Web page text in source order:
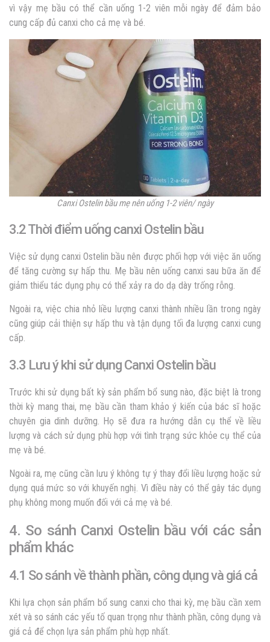
vì vậy mẹ bầu có thể cần uống 1-2 viên mỗi ngày để đảm bảo
cung cấp đủ canxi cho cả mẹ và bé.
Canxi Ostelin bầu mẹ nên uống 1-2 viên/ ngày
3.2 Thời điểm uống canxi Ostelin bầu
Việc sử dụng canxi Ostelin bầu nên được phối hợp với việc ăn uống
để tăng cường sự hấp thu. Mẹ bầu nên uống canxi sau bữa ăn để
giảm thiểu tác dụng phụ có thể xảy ra do dạ dày trống rỗng.
Ngoài ra, việc chia nhỏ liều lượng canxi thành nhiều lần trong ngày
cũng giúp cải thiện sự hấp thu và tận dụng tối đa lượng canxi cung
cấp.
3.3 Lưu ý khi sử dụng Canxi Ostelin bầu
Trước khi sử dụng bất kỳ sản phẩm bổ sung nào, đặc biệt là trong
thời kỳ mang thai, mẹ bầu cần tham khảo ý kiến của bác sĩ hoặc
chuyên gia dinh dưỡng. Họ sẽ đưa ra hướng dẫn cụ thể về liều
lượng và cách sử dụng phù hợp với tình trạng sức khỏe cụ thể của
mẹ và bé.
Ngoài ra, mẹ cũng cần lưu ý không tự ý thay đổi liều lượng hoặc sử
dụng quá mức so với khuyến nghị. Vì điều này có thể gây tác dụng
phụ không mong muốn đối với cả mẹ và bé.
4. So sánh Canxi Ostelin bầu với các sản
phẩm khác
4.1 So sánh về thành phần, công dụng và giá cả
Khi lựa chọn sản phẩm bổ sung canxi cho thai kỳ, mẹ bầu cần xem
xét và so sánh các yếu tố quan trọng như thành phần, công dụng và
giá cả để chọn lựa sản phẩm phù hợp nhất.